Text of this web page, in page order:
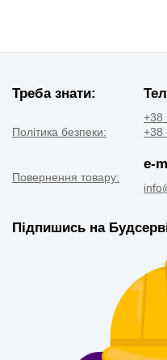
Треба знати:
Політика безпеки:
Повернення товару:
+38
+38
e-
Підпишись на